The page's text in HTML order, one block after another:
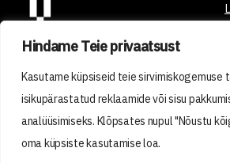
Hindame Teie privaatsust
Kasutame küpsiseid teie sirvimiskogemuse
isikupärastatud reklaamide või sisu
analüüsimiseks. Klõpsates nupul "Nõustu
oma küpsiste kasutamise loa.